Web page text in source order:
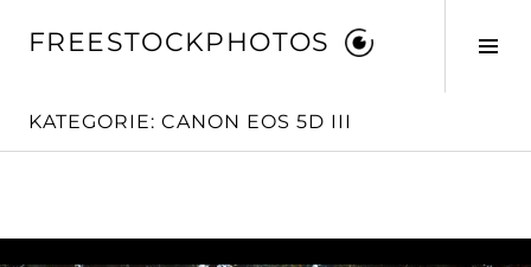
zumFREESTOCKPHOTOS
KATEGORIE: CANON EOS 5D III